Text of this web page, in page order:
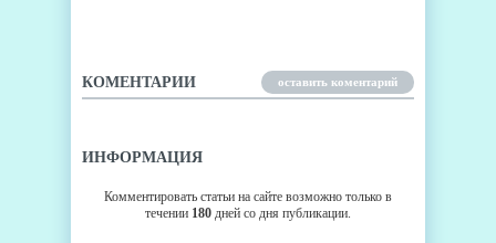
КОМЕНТАРИИ оставить коментарий
ИНФОРМАЦИЯ
Комментировать статьи на сайте возможно только в
течении 180 дней со дня публикации.